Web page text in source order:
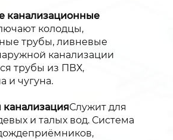
канализационные
колодцы,
трубы, ливневые
канализации
трубы из ПВХ,
и чугуна.
канализацияСлужит для
и талых вод. Система